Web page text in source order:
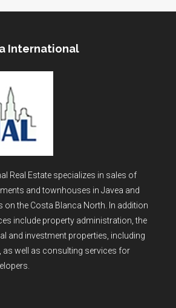
International
Real Estate specializes in sales of
and townhouses in Javea and
on the Costa Blanca North. In addition
include property administration, the
and investment properties, including
as well as consulting services for